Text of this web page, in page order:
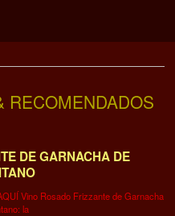
RECOMENDADOS
DE GARNACHA DE
Vino Rosado Frizzante de Garnacha
la